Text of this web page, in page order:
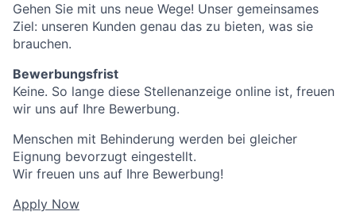
Gehen Sie mit uns neue Wege! Unser gemeinsames
Ziel: unseren Kunden genau das zu bieten, was sie
brauchen.
Bewerbungsfrist
Keine. So lange diese Stellenanzeige online ist, freuen
wir uns auf Ihre Bewerbung.
Menschen mit Behinderung werden bei gleicher
Eignung bevorzugt eingestellt.
Wir freuen uns auf Ihre Bewerbung!
Apply Now